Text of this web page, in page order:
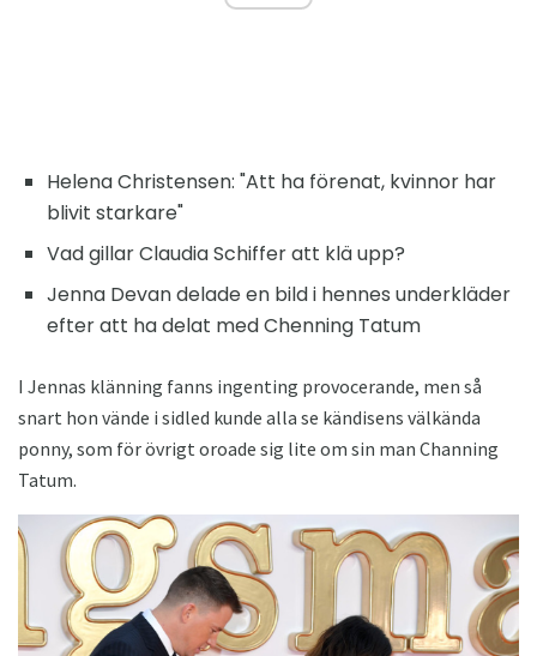
Helena Christensen: "Att ha förenat, kvinnor har
blivit starkare"
Vad gillar Claudia Schiffer att klä upp?
Jenna Devan delade en bild i hennes underkläder
efter att ha delat med Chenning Tatum
I Jennas klänning fanns ingenting provocerande, men så
snart hon vände i sidled kunde alla se kändisens välkända
ponny, som för övrigt oroade sig lite om sin man Channing
Tatum.